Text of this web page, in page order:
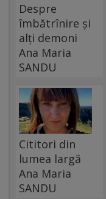
Despre
îmbătrînire și
alți demoni
Ana Maria
SANDU
Cititori din
lumea largă
Ana Maria
SANDU